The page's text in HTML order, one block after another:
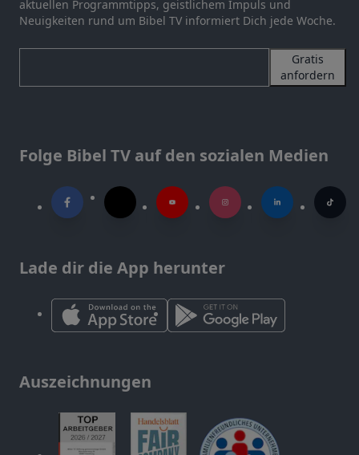
aktuellen Programmtipps, geistlichem Impuls und
Neuigkeiten rund um Bibel TV informiert Dich jede Woche.
Gratis
anfordern
Folge Bibel TV auf den sozialen Medien
Lade dir die App herunter
Auszeichnungen